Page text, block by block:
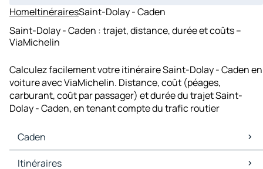
HomeItinérairesSaint-Dolay - Caden
Saint-Dolay - Caden : trajet, distance, durée et coûts –
ViaMichelin
Calculez facilement votre itinéraire Saint-Dolay - Caden en
voiture avec ViaMichelin. Distance, coût (péages,
carburant, coût par passager) et durée du trajet Saint-
Dolay - Caden, en tenant compte du trafic routier
Caden
Caden Cartes et plans
Itinéraires